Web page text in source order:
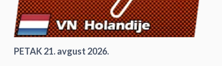
PETAK 21. avgust 2026.